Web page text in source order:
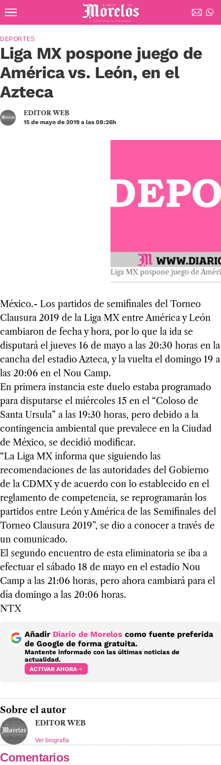
Diario de Morelos
Liga MX pospone juego de
América vs. León, en el
Azteca
DEPORTES
EDITOR WEB
15 de mayo de 2019 a las 08:26h
Liga MX pospone juego de
México.- Los partidos de semifinales del Torneo
Clausura 2019 de la Liga MX entre América y León
cambiaron de fecha y hora, por lo que la ida se
disputará el jueves 16 de mayo a las 20:30 horas en la
cancha del estadio Azteca, y la vuelta el domingo 19 a
las 20:06 en el Nou Camp.
En primera instancia este duelo estaba programado
para disputarse el miércoles 15 en el “Coloso de
Santa Ursula” a las 19:30 horas, pero debido a la
contingencia ambiental que prevalece en la Ciudad
de México, se decidió modificar.
“La Liga MX informa que siguiendo las
recomendaciones de las autoridades del Gobierno
de la CDMX y de acuerdo con lo establecido en el
reglamento de competencia, se reprogramarán los
partidos entre León y América de las Semifinales del
Torneo Clausura 2019”, se dio a conocer a través de
un comunicado.
El segundo encuentro de esta eliminatoria se iba a
efectuar el sábado 18 de mayo en el estadio Nou
Camp a las 21:06 horas, pero ahora cambiará para el
día domingo a las 20:06 horas.
NTX
Añadir Diario de Morelos como fuente preferida
de Google de forma gratuita.
Mantente informado con las últimas noticias de
actualidad.
ACTIVAR AHORA
Sobre el autor
EDITOR WEB
Ver biografía
Comentarios